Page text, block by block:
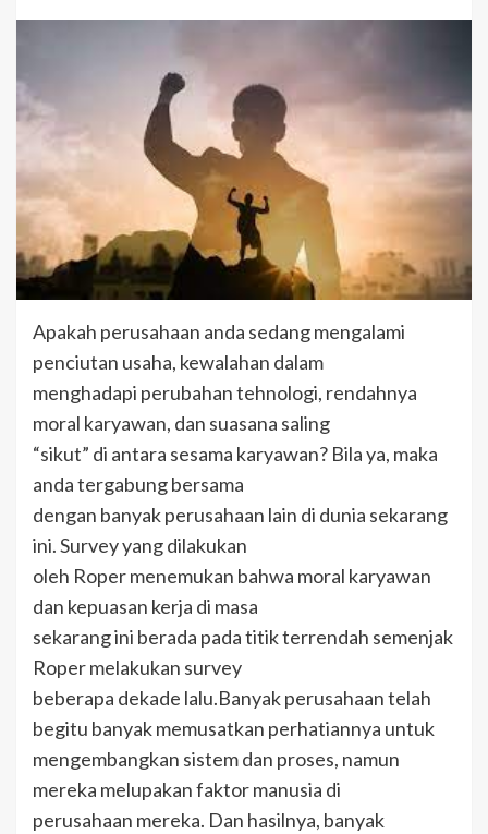
Apakah perusahaan anda sedang mengalami
penciutan usaha, kewalahan dalam
menghadapi perubahan tehnologi, rendahnya
moral karyawan, dan suasana saling
“sikut” di antara sesama karyawan? Bila ya, maka
anda tergabung bersama
dengan banyak perusahaan lain di dunia sekarang
ini. Survey yang dilakukan
oleh Roper menemukan bahwa moral karyawan
dan kepuasan kerja di masa
sekarang ini berada pada titik terrendah semenjak
Roper melakukan survey
beberapa dekade lalu.Banyak perusahaan telah
begitu banyak memusatkan perhatiannya untuk
mengembangkan sistem dan proses, namun
mereka melupakan faktor manusia di
perusahaan mereka. Dan hasilnya, banyak